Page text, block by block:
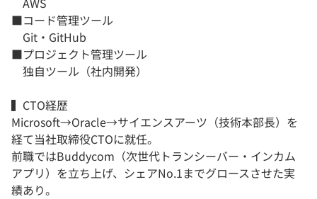
■コード管理ツール
Git・GitHub
■プロジェクト管理ツール
独自ツール（社内開発）
▍CTO経歴
Microsoft→Oracle→サイエンスアーツ（技術本部長）を
経て当社取締役CTOに就任。
前職ではBuddycom（次世代トランシーバー・インカム
アプリ）を立ち上げ、シェアNo.1までグロースさせた実
績あり。